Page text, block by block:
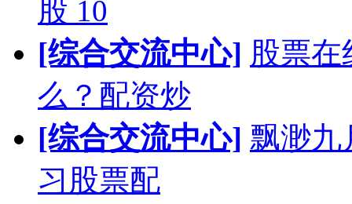
股 10
[综合交流中心] 股票
么？配资炒
[综合交流中心] 飘渺九
习股票配